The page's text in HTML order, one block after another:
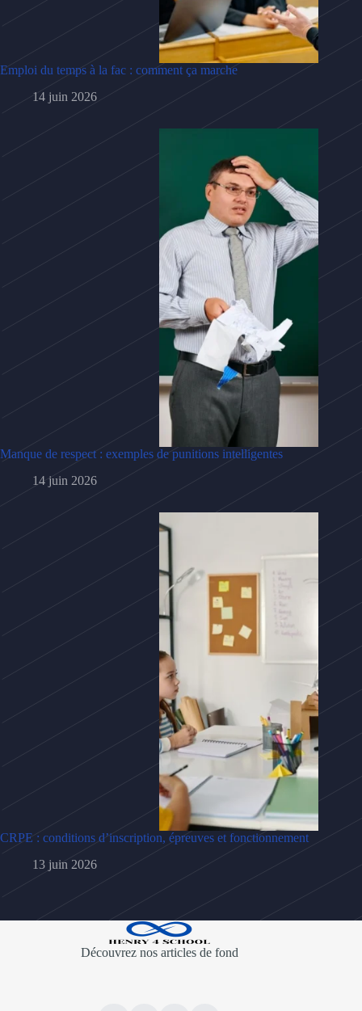
Emploi du temps à la fac : comment ça marche
14 juin 2026
Manque de respect : exemples de punitions intelligentes
14 juin 2026
CRPE : conditions d’inscription, épreuves et fonctionnement
13 juin 2026
Découvrez nos articles de fond